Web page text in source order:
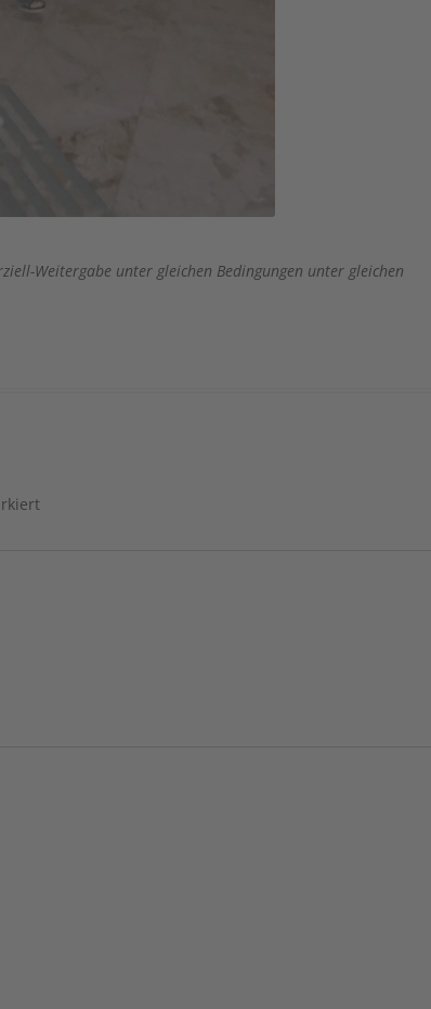
Weitergabe unter gleichen Bedingungen unter gleichen